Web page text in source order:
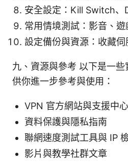
安全設定：Kill Switch、
常用情境測試：影音、
設定備份與資源：收藏
九、資源與參考 以下是一些
供你進一步參考與使用：
VPN 官方網站與支援中心
資料保護與隱私指南
聯網速度測試工具與 IP
影片與教學社群文章